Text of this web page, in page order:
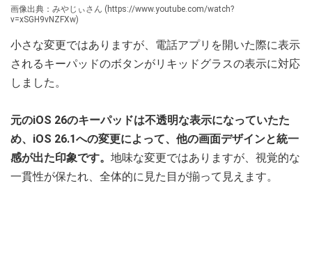
画像出典：みやじぃさん (https://www.youtube.com/watch?
v=xSGH9vNZFXw)
小さな変更ではありますが、電話アプリを開いた際に表示
されるキーパッドのボタンがリキッドグラスの表示に対応
しました。
元のiOS 26のキーパッドは不透明な表示になっていたた
め、iOS 26.1への変更によって、他の画面デザインと統一
感が出た印象です。 地味な変更ではありますが、視覚的な
一貫性が保たれ、全体的に見た目が揃って見えます。